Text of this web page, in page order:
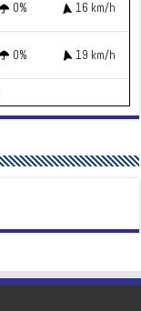
0% 16 km/h
0% 19 km/h